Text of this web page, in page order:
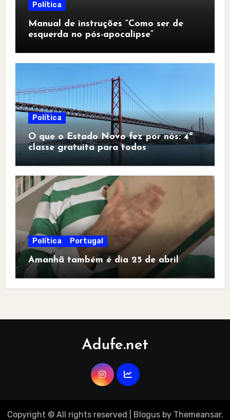
Política
Manual de instruções “Como ser de
esquerda no pós-apocalipse”
Política
O que o Estado Novo fez por nós: 4ª
classe gratuita para todos
Política Portugal
Amanhã também é dia 25 de abril
Adufe.net
Copyright © All rights reserved Blogusby Themeansar.